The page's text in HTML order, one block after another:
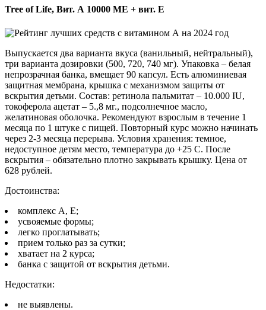
Tree of Life, Вит. А 10000 МЕ + вит. Е
Выпускается два варианта вкуса (ванильный, нейтральный),
три варианта дозировки (500, 720, 740 мг). Упаковка – белая
непрозрачная банка, вмещает 90 капсул. Есть алюминиевая
защитная мембрана, крышка с механизмом защиты от
вскрытия детьми. Состав: ретинола пальмитат – 10.000 IU,
токоферола ацетат – 5.,8 мг., подсолнечное масло,
желатиновая оболочка. Рекомендуют взрослым в течение 1
месяца по 1 штуке с пищей. Повторный курс можно начинать
через 2-3 месяца перерыва. Условия хранения: темное,
недоступное детям место, температура до +25 С. После
вскрытия – обязательно плотно закрывать крышку. Цена от
628 рублей.
Достоинства:
комплекс А, Е;
усвояемые формы;
легко проглатывать;
прием только раз за сутки;
хватает на 2 курса;
банка с защитой от вскрытия детьми.
Недостатки:
не выявлены.